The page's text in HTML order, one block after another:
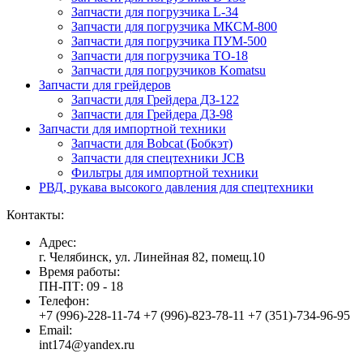
Запчасти для погрузчика L-34
Запчасти для погрузчика МКСМ-800
Запчасти для погрузчика ПУМ-500
Запчасти для погрузчика ТО-18
Запчасти для погрузчиков Komatsu
Запчасти для грейдеров
Запчасти для Грейдера ДЗ-122
Запчасти для Грейдера ДЗ-98
Запчасти для импортной техники
Запчасти для Bobcat (Бобкэт)
Запчасти для спецтехники JCB
Фильтры для импортной техники
РВД, рукава высокого давления для спецтехники
Контакты:
Адрес:
г. Челябинск, ул. Линейная 82, помещ.10
Время работы:
ПН-ПТ: 09 - 18
Телефон:
+7 (996)-228-11-74 +7 (996)-823-78-11 +7 (351)-734-96-95
Email:
int174@yandex.ru